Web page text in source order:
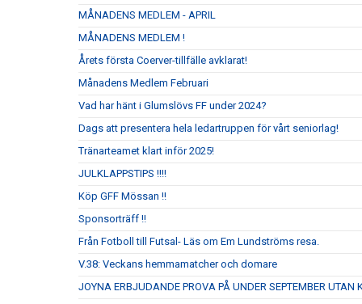
MÅNADENS MEDLEM - APRIL
MÅNADENS MEDLEM !
Årets första Coerver-tillfälle avklarat!
Månadens Medlem Februari
Vad har hänt i Glumslövs FF under 2024?
Dags att presentera hela ledartruppen för vårt seniorlag!
Tränarteamet klart inför 2025!
JULKLAPPSTIPS !!!!
Köp GFF Mössan !!
Sponsorträff !!
Från Fotboll till Futsal- Läs om Em Lundströms resa.
V.38: Veckans hemmamatcher och domare
JOYNA ERBJUDANDE PROVA PÅ UNDER SEPTEMBER UTAN